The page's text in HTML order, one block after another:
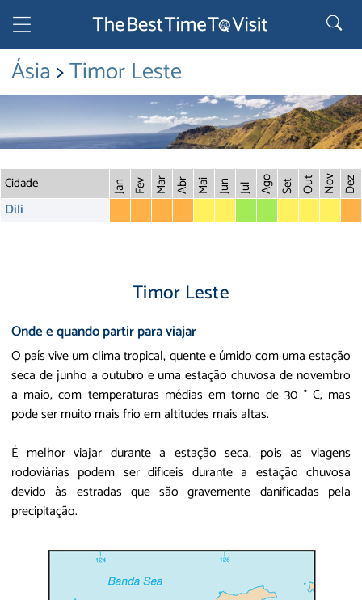
Ásia>Timor Leste
Cidade Jan Fev Mar Abr Mai Jun Jul Ago Set Out Nov Dez
Dili
Timor Leste
Onde e quando partir para viajar
O país vive um clima tropical, quente e úmido com uma estação
seca de junho a outubro e uma estação chuvosa de novembro
a maio, com temperaturas médias em torno de 30 ° C, mas
pode ser muito mais frio em altitudes mais altas.
É melhor viajar durante a estação seca, pois as viagens
rodoviárias podem ser difíceis durante a estação chuvosa
devido às estradas que são gravemente danificadas pela
precipitação.